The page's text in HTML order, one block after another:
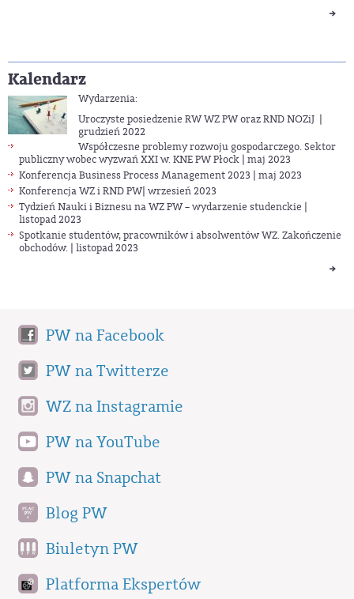
Kalendarz
Wydarzenia:
Uroczyste posiedzenie RW WZ PW oraz RND NOZiJ |
grudzień 2022
Współczesne problemy rozwoju gospodarczego. Sektor
publiczny wobec wyzwań XXI w. KNE PW Płock | maj 2023
Konferencja Business Process Management 2023 | maj 2023
Konferencja WZ i RND PW| wrzesień 2023
Tydzień Nauki i Biznesu na WZ PW – wydarzenie studenckie |
listopad 2023
Spotkanie studentów, pracowników i absolwentów WZ. Zakończenie
obchodów. | listopad 2023
PW na Facebook
PW na Twitterze
WZ na Instagramie
PW na YouTube
PW na Snapchat
Blog PW
Biuletyn PW
Platforma Ekspertów